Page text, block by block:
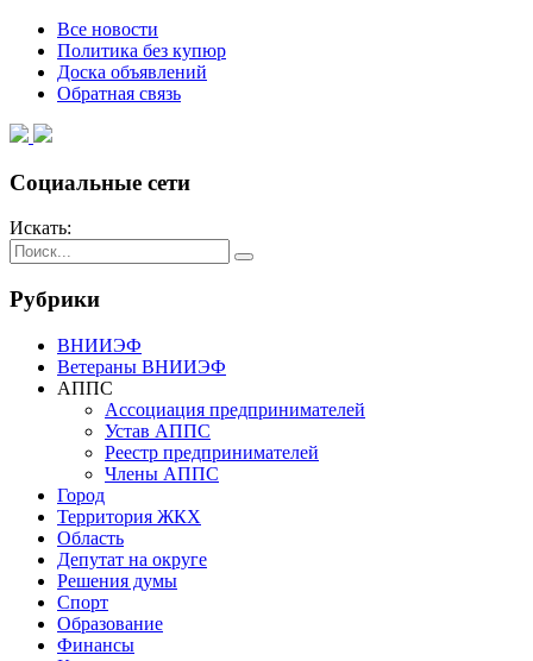
Все новости
Политика без купюр
Доска объявлений
Обратная связь
Социальные сети
Искать:
Рубрики
ВНИИЭФ
Ветераны ВНИИЭФ
АППС
Ассоциация предпринимателей
Устав АППС
Реестр предпринимателей
Члены АППС
Город
Территория ЖКХ
Область
Депутат на округе
Решения думы
Спорт
Образование
Финансы